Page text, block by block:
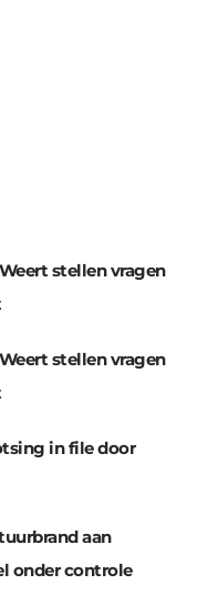
stellen vragen
stellen vragen
in file door
aan
onder controle